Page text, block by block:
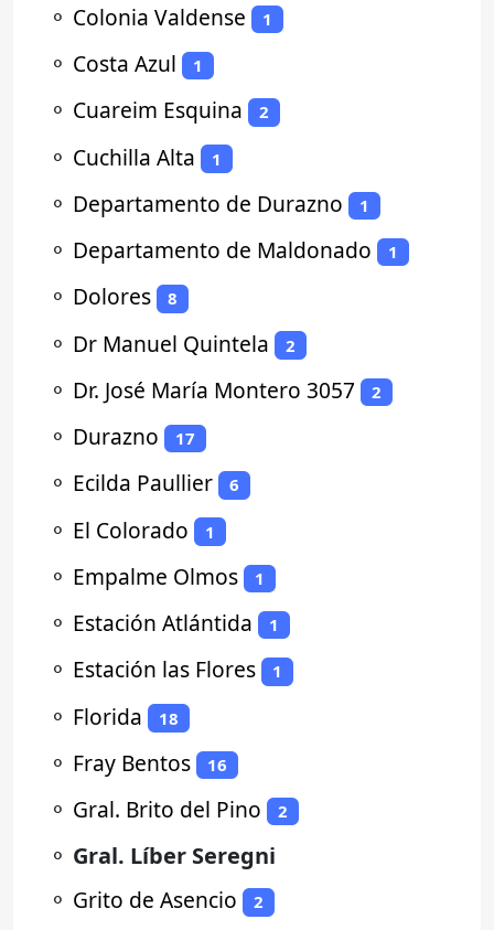
⚬ Colonia Valdense 1
⚬ Costa Azul 1
⚬ Cuareim Esquina 2
⚬ Cuchilla Alta 1
⚬ Departamento de Durazno 1
⚬ Departamento de Maldonado 1
⚬ Dolores 8
⚬ Dr Manuel Quintela 2
⚬ Dr. José María Montero 3057 2
⚬ Durazno 17
⚬ Ecilda Paullier 6
⚬ El Colorado 1
⚬ Empalme Olmos 1
⚬ Estación Atlántida 1
⚬ Estación las Flores 1
⚬ Florida 18
⚬ Fray Bentos 16
⚬ Gral. Brito del Pino 2
⚬ Gral. Líber Seregni
⚬ Grito de Asencio 2